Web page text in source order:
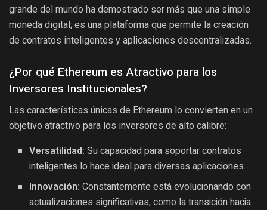
grande del mundo ha demostrado ser más que una simple
moneda digital; es una plataforma que permite la creación
de contratos inteligentes y aplicaciones descentralizadas.
¿Por qué Ethereum es Atractivo para los
Inversores Institucionales?
Las características únicas de Ethereum lo convierten en un
objetivo atractivo para los inversores de alto calibre:
Versatilidad: Su capacidad para soportar contratos
inteligentes lo hace ideal para diversas aplicaciones.
Innovación: Constantemente está evolucionando con
actualizaciones significativas, como la transición hacia